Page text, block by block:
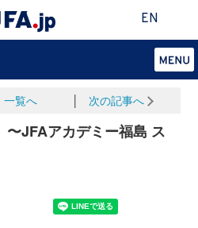
EN
一覧へ 次の記事へ
JFAアカデミー福島 ス